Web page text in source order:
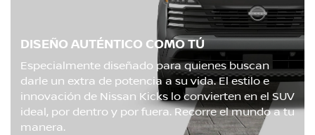
DISEÑO AUTÉNTICO COMO TÚ
Especialmente diseñado para quienes buscan
darle un extra de potencia a su vida. El estilo e
innovación de Nissan Kicks lo convierten en el SUV
ideal, por dentro y por fuera. Recorre el mundo a tu
manera.